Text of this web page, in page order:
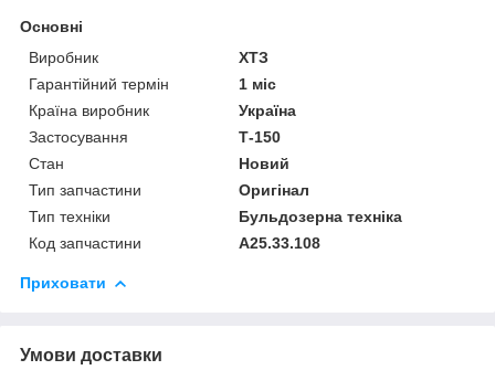
Основні
Виробник
ХТЗ
Гарантійний термін
1 міс
Країна виробник
Україна
Застосування
Т-150
Стан
Новий
Тип запчастини
Оригінал
Тип техніки
Бульдозерна техніка
Код запчастини
А25.33.108
Приховати
Умови доставки